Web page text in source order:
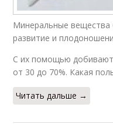
Минеральные вещества
развитие и
С их помощью
от 30 до 70%. Какая
Читать дальше →